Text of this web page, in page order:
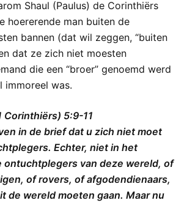
Shaul (Paulus) de Corinthiërs
hoererende man buiten de
bannen (dat wil zeggen, “buiten
dat ze zich niet moesten
die een “broer” genoemd werd
immoreel was.
Corinthiërs) 5:9-11
in de brief dat u zich niet moet
Echter, niet in het
ontuchtplegers van deze wereld, of
of rovers, of afgodendienaars,
de wereld moeten gaan. Maar nu